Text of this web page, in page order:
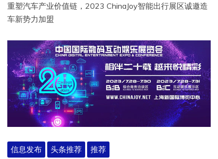
重塑汽车产业价值链，2023 ChinaJoy智能出行展区诚邀造
车新势力加盟
信息发布 头条推荐 推荐